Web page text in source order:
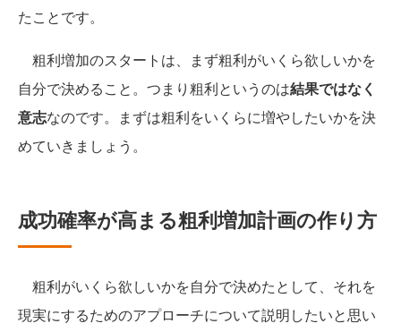
たことです。
粗利増加のスタートは、まず粗利がいくら欲しいかを
自分で決めること。つまり粗利というのは結果ではなく
意志なのです。まずは粗利をいくらに増やしたいかを決
めていきましょう。
成功確率が高まる粗利増加計画の作り方
粗利がいくら欲しいかを自分で決めたとして、それを
現実にするためのアプローチについて説明したいと思い